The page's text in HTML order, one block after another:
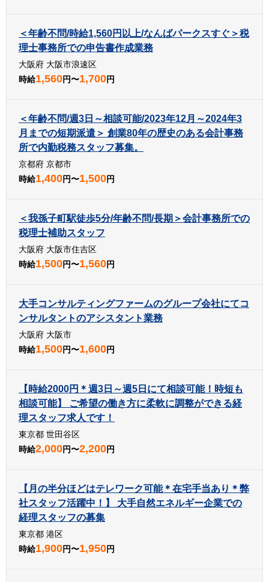
＜年齢不問/時給1,560円以上/なんばパークスすぐ＞税
理士事務所での申告書作成業務
大阪府 大阪市浪速区
時給1,560円〜1,700円
＜年齢不問/週3日～相談可能/2023年12月～2024年3
月までの短期派遣＞ 創業80年の歴史のある会計事務
所で内勤税務スタッフ募集。
京都府 京都市
時給1,400円〜1,500円
＜我孫子町駅徒歩5分/年齢不問/長期＞会計事務所での
税理士補助スタッフ
大阪府 大阪市住吉区
時給1,500円〜1,560円
大手コンサルティングファームのグループ会社にてコ
ンサルタントのアシスタント業務
大阪府 大阪市
時給1,500円〜1,600円
【時給2000円＊週3日～週5日にて相談可能！時短も
相談可能】 ご希望の働き方に柔軟に調整ができる経
理スタッフ求人です！
東京都 世田谷区
時給2,000円〜2,200円
【月の半分ほどはテレワーク可能＊在宅手当あり＊弊
社スタッフ活躍中！】 大手自然エネルギー企業での
経理スタッフの募集
東京都 港区
時給1,900円〜1,950円